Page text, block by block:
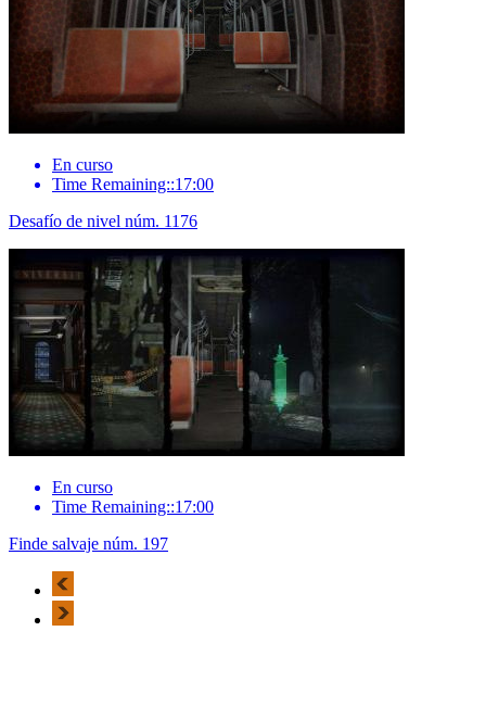
En curso
Time Remaining::17:00
Desafío de nivel núm. 1176
En curso
Time Remaining::17:00
Finde salvaje núm. 197